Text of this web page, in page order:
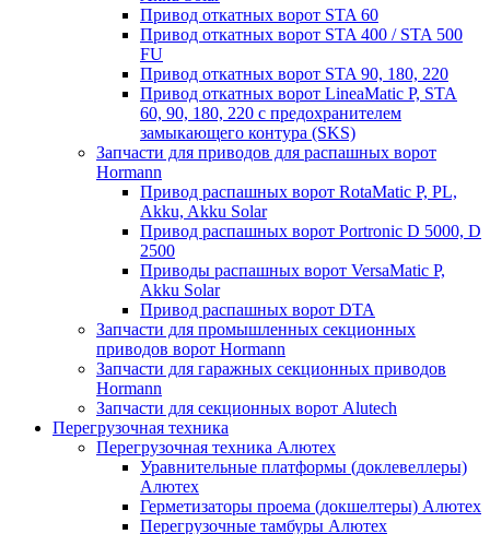
Привод откатных ворот STA 60
Привод откатных ворот STA 400 / STA 500
FU
Привод откатных ворот STA 90, 180, 220
Привод откатных ворот LineaMatic P, STA
60, 90, 180, 220 с предохранителем
замыкающего контура (SKS)
Запчасти для приводов для распашных ворот
Hormann
Привод распашных ворот RotaMatic P, PL,
Akku, Akku Solar
Привод распашных ворот Portronic D 5000, D
2500
Приводы распашных ворот VersaMatic P,
Akku Solar
Привод распашных ворот DTA
Запчасти для промышленных секционных
приводов ворот Hormann
Запчасти для гаражных секционных приводов
Hormann
Запчасти для секционных ворот Alutech
Перегрузочная техника
Перегрузочная техника Алютех
Уравнительные платформы (доклевеллеры)
Алютех
Герметизаторы проема (докшелтеры) Алютех
Перегрузочные тамбуры Алютех